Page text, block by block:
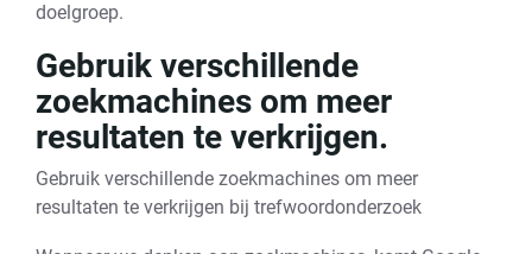
doelgroep.
Gebruik verschillende
zoekmachines om meer
resultaten te verkrijgen.
Gebruik verschillende zoekmachines om meer
resultaten te verkrijgen bij trefwoordonderzoek